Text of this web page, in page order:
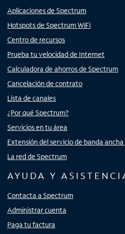
Aplicaciones de Spectrum
Hotspots de Spectrum WiFi
Centro de recursos
Prueba tu velocidad de Internet
Calculadora de ahorros de Spectrum
Cancelación de contrato
Lista de canales
¿Por qué Spectrum?
Servicios en tu área
Extensión del servicio de banda
La red de Spectrum
AYUDA Y
Contacta a Spectrum
Administrar cuenta
Paga tu factura